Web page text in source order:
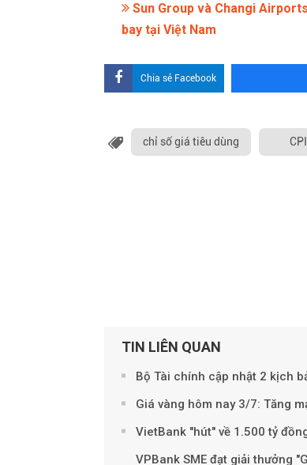
Sun Group và Changi
bay tại Việt Nam
Chia sẻ Facebook
chỉ số giá tiêu dùng CPI
TIN LIÊN QUAN
Bộ Tài chính cập nhật 2 kịch
Giá vàng hôm nay 3/7: Tăng
VietBank "hút" về 1.500 tỷ
VPBank SME đạt giải thưởng